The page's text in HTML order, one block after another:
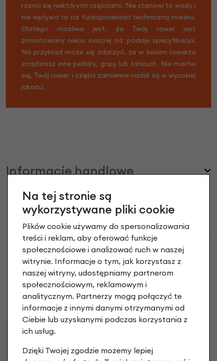
różnić się niektórymi częściami. Nie stanowi to wady i
nie wpływa to na funkcjonalność techniczną roweru.
Dlatego możliwe jest, że Twój rower jest
zmontowany nieco inaczej niż podaje specyfikacja.
Na przykład może się zdarzyć, że w swoim rowerze
znajdziesz inne pedały, gripy lub łańcuch. Nie martw
się, Twój rower i części zamienne nadal są w wysokiej
jakości.
Informacje handlowe
Torba Brompton Borough Waterproof S-
granatowa opinie
Dodaj opinię
Brak opinii. Może warto dodać własną?
Na tej stronie są
wykorzystywane pliki cookie
Plików cookie używamy do spersonalizowania
treści i reklam, aby oferować funkcje
społecznościowe i analizować ruch w naszej
witrynie. Informacje o tym, jak korzystasz z
naszej witryny, udostępniamy partnerom
społecznościowym, reklamowym i
analitycznym. Partnerzy mogą połączyć te
informacje z innymi danymi otrzymanymi od
Ciebie lub uzyskanymi podczas korzystania z
ich usług.
Dzięki Twojej zgodzie możemy lepiej